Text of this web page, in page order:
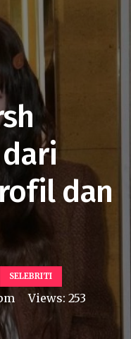
dan
SELEBRITI
Views:253